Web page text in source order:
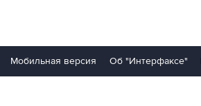
Мобильная версия Об "Интерфаксе"